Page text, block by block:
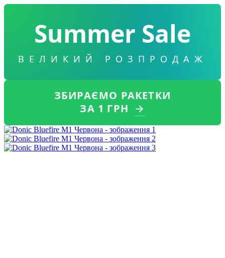
Summer Sale
ВЕЛИКИЙ РОЗПРОДАЖ
ЗБИРАЄМО РАКЕТКИ
ЗА 1 ГРН →